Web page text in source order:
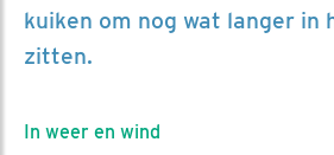
kuiken om nog wat langer in
zitten.
In weer en wind